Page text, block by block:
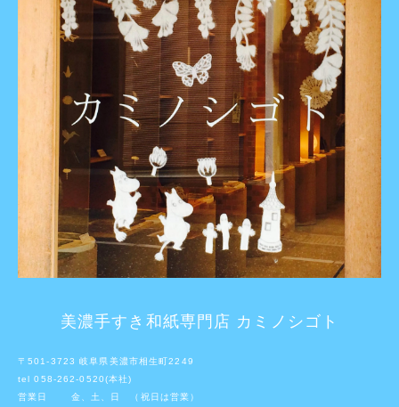
美濃手すき和紙専門店 カミノシゴト
〒501-3723 岐阜県美濃市相生町2249
tel 058-262-0520(本社)
営業日 金、土、日 （祝日は営業）